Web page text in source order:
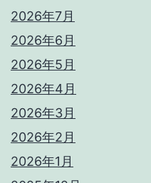
2026年7月
2026年6月
2026年5月
2026年4月
2026年3月
2026年2月
2026年1月